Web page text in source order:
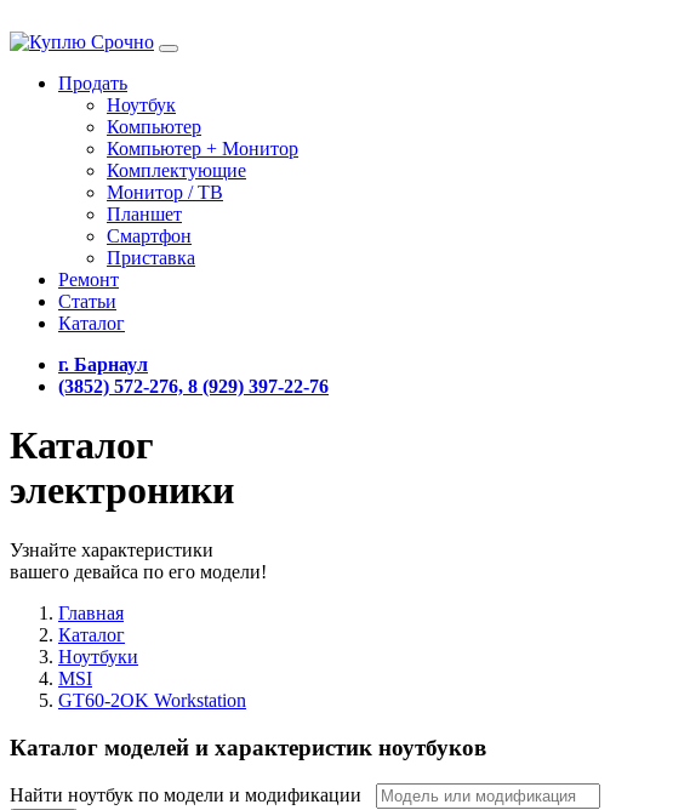
Продать
Ноутбук
Компьютер
Компьютер + Монитор
Комплектующие
Монитор / ТВ
Планшет
Смартфон
Приставка
Ремонт
Статьи
Каталог
г. Барнаул
(3852) 572-276, 8 (929) 397-22-76
Каталог
электроники
Узнайте характеристики
вашего девайса по его модели!
Главная
Каталог
Ноутбуки
MSI
GT60-2OK Workstation
Каталог моделей и характеристик ноутбуков
Найти ноутбук по модели и модификации